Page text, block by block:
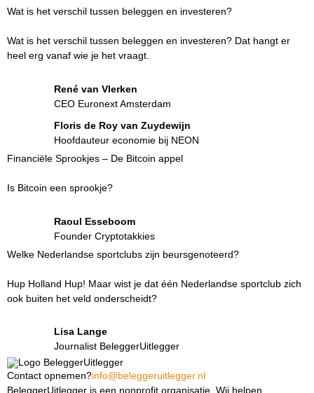
Wat is het verschil tussen beleggen en investeren?
Wat is het verschil tussen beleggen en investeren? Dat hangt er
heel erg vanaf wie je het vraagt.
René van Vlerken
CEO Euronext Amsterdam
Floris de Roy van Zuydewijn
Hoofdauteur economie bij NEON
Financiële Sprookjes – De Bitcoin appel
Is Bitcoin een sprookje?
Raoul Esseboom
Founder Cryptotakkies
Welke Nederlandse sportclubs zijn beursgenoteerd?
Hup Holland Hup! Maar wist je dat één Nederlandse sportclub zich
ook buiten het veld onderscheidt?
Lisa Lange
Journalist BeleggerUitlegger
Contact opnemen?info@beleggeruitlegger.nl
BeleggerUitlegger is een nonprofit organisatie. Wij helpen